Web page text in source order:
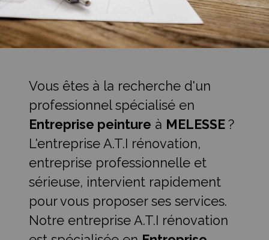
Vous êtes à la recherche d'un
professionnel spécialisé en
Entreprise peinture à MELESSE ?
L'entreprise A.T.I rénovation,
entreprise professionnelle et
sérieuse, intervient rapidement
pour vous proposer ses services.
Notre entreprise A.T.I rénovation